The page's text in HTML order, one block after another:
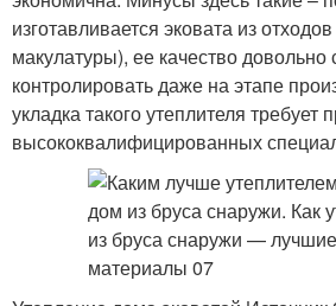
изготавливается эковата из
макулатуры), ее качество довольно
контролировать даже на этапе
укладка такого утеплителя требует
высококвалифицированных